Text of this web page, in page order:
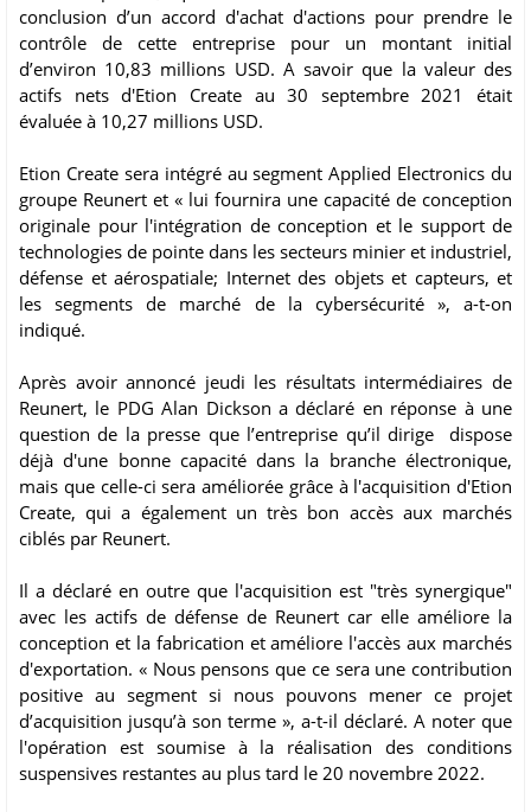
conclusion d’un accord d'achat d'actions pour prendre le
contrôle de cette entreprise pour un montant initial
d’environ 10,83 millions USD. A savoir que la valeur des
actifs nets d'Etion Create au 30 septembre 2021 était
évaluée à 10,27 millions USD.
Etion Create sera intégré au segment Applied Electronics du
groupe Reunert et « lui fournira une capacité de conception
originale pour l'intégration de conception et le support de
technologies de pointe dans les secteurs minier et industriel,
défense et aérospatiale; Internet des objets et capteurs, et
les segments de marché de la cybersécurité », a-t-on
indiqué.
Après avoir annoncé jeudi les résultats intermédiaires de
Reunert, le PDG Alan Dickson a déclaré en réponse à une
question de la presse que l’entreprise qu’il dirige dispose
déjà d'une bonne capacité dans la branche électronique,
mais que celle-ci sera améliorée grâce à l'acquisition d'Etion
Create, qui a également un très bon accès aux marchés
ciblés par Reunert.
Il a déclaré en outre que l'acquisition est "très synergique"
avec les actifs de défense de Reunert car elle améliore la
conception et la fabrication et améliore l'accès aux marchés
d'exportation. « Nous pensons que ce sera une contribution
positive au segment si nous pouvons mener ce projet
d’acquisition jusqu’à son terme », a-t-il déclaré. A noter que
l'opération est soumise à la réalisation des conditions
suspensives restantes au plus tard le 20 novembre 2022.